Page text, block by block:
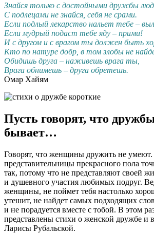
Знайся только с достойными дружбы
С подлецами не знайся, себя не срами.
Если подлый лекарство нальет тебе –
Если мудрый подаст тебе яду – прими!
И с другом и с врагом ты должен быть
Кто по натуре добр, в том злобы не
Обидишь друга – наживешь врага ты,
Врага обнимешь – друга обретешь.
Омар Хайям
Пусть говорят, что
бывает…
Говорят, что женщины дружить не
представительницы прекрасного пола
так, потому что не представляют своей
и душевного участия любимых подруг.
женщины, не поймет тебя настолько
утешит, не найдет самых подходящих
и не порадуется вместе с тобой. В этом
представлены стихи о женской дружбе и
Ларисы Рубальской.